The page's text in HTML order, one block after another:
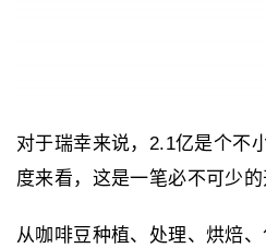
对于瑞幸来说，2.1亿是个不
度来看，这是一笔必不可少的
从咖啡豆种植、处理、烘焙